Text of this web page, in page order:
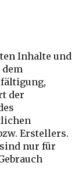
Inhalte und
dem
der
Erstellers.
nur für